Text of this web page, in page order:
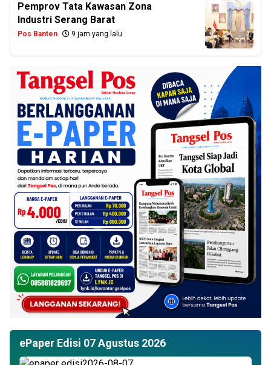
Pemprov Tata Kawasan Zona
Industri Serang Barat
Pos Banten 9 jam yang lalu
ePaper Edisi 07 Agustus 2026